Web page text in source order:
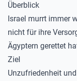
Überblick
Israel murrt immer
nicht für ihre
Ägyptern gerettet
Ziel
Unzufriedenheit